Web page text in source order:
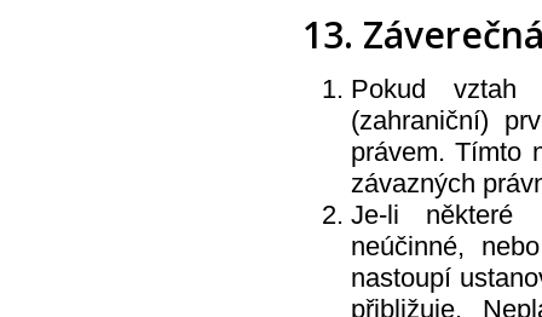
13.
Pokud vztah
(zahraniční)
právem. Tímto
závazných
Je-li některé
neúčinné,
nastoupí
přibližuje.